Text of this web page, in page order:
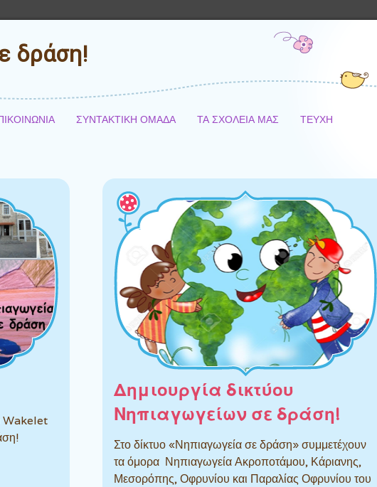
δράση!
ΣΥΝΤΑΚΤΙΚΗ ΟΜΑΔΑ ΤΑ ΣΧΟΛΕΙΑ ΜΑΣ ΤΕΥΧΗ
Wakelet
Δημιουργία δικτύου
Νηπιαγωγείων σε δράση!
Στο δίκτυο «Νηπιαγωγεία σε δράση» συμμετέχουν
τα όμορα Νηπιαγωγεία Ακροποτάμου, Κάριανης,
Μεσορόπης, Οφρυνίου και Παραλίας Οφρυνίου του